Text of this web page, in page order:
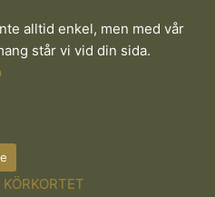
alltid enkel, men med vår
står vi vid din sida.